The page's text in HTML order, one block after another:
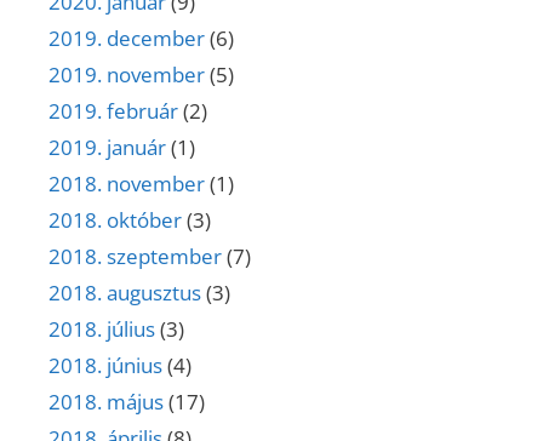
2019. december(6)
2019. november(5)
2019. február(2)
2019. január(1)
2018. november(1)
2018. október(3)
2018. szeptember(7)
2018. augusztus(3)
2018. július(3)
2018. június(4)
2018. május(17)